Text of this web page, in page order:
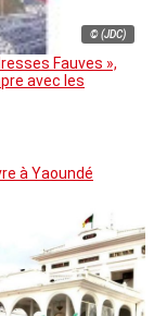
© (JDC)
Fauves »,
avec les
à Yaoundé